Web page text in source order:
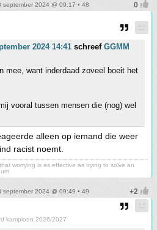
september 2024 @ 09:17 • 48
2024 14:41 schreef GGMM
mee, want inderdaad zoveel boeit het
vooral tussen mensen die (nog) wel
alleen op iemand die weer
racist noemt.
worrying is as effective as trying to solve an
september 2024 @ 09:49 • 49
kampioen 2026/2027